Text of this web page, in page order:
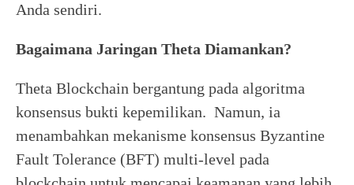
Anda sendiri.
Bagaimana Jaringan Theta Diamankan?
Theta Blockchain bergantung pada algoritma
konsensus bukti kepemilikan. Namun, ia
menambahkan mekanisme konsensus Byzantine
Fault Tolerance (BFT) multi-level pada